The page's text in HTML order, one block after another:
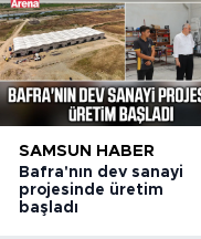
SAMSUN HABER
Bafra'nın dev sanayi
projesinde üretim
başladı